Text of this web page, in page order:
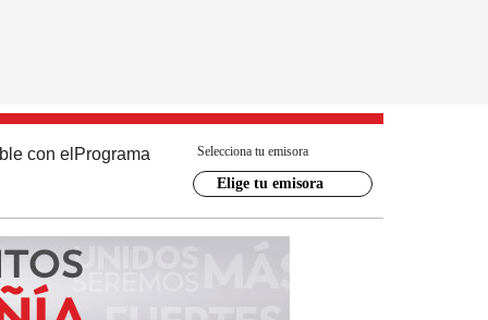
con el Programa Selecciona tu emisora
Elige tu emisora